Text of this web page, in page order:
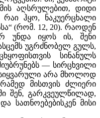
აღსრულებით, დიდი
რაი ჰყო, ნაკუერცხალი
(რომ. 12, 20). რაოდენ
უნდა იყოს ის, შენი
უგრძნობელ გულს,
სინანულს
— სირცხვილი
სიყვარული არა მხოლოდ
მისთვის ძლიერი
შენ, გარკვეულწილად,
სათნოებებისკენ მისი